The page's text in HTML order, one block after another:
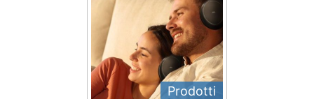
Prodotti